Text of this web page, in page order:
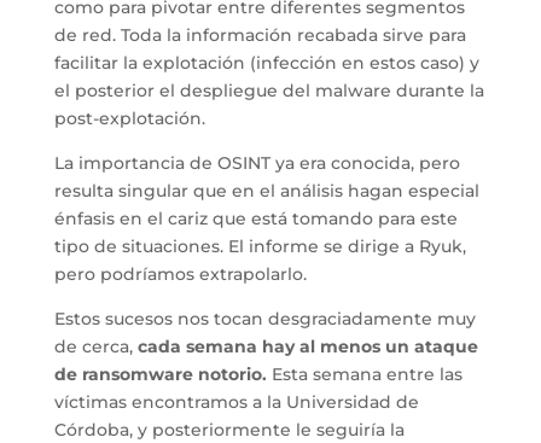
como para pivotar entre diferentes segmentos
de red. Toda la información recabada sirve para
facilitar la explotación (infección en estos caso) y
el posterior el despliegue del malware durante la
post-explotación.
La importancia de OSINT ya era conocida, pero
resulta singular que en el análisis hagan especial
énfasis en el cariz que está tomando para este
tipo de situaciones. El informe se dirige a Ryuk,
pero podríamos extrapolarlo.
Estos sucesos nos tocan desgraciadamente muy
de cerca, cada semana hay al menos un ataque
de ransomware notorio. Esta semana entre las
víctimas encontramos a la Universidad de
Córdoba, y posteriormente le seguiría la